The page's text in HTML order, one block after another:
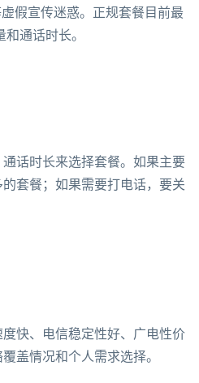
假宣传迷惑。正规套餐目前最
通话时长。
话时长来选择套餐。如果主要
套餐；如果需要打电话，要关
快、电信稳定性好、广电性价
盖情况和个人需求选择。